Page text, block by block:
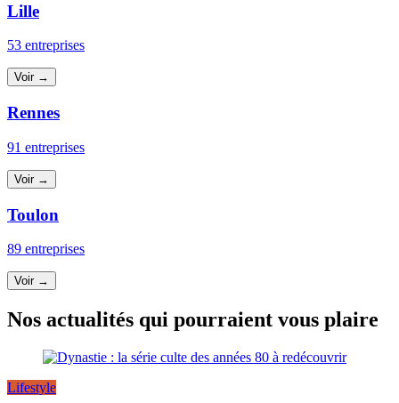
Lille
53 entreprises
Voir →
Rennes
91 entreprises
Voir →
Toulon
89 entreprises
Voir →
Nos actualités qui pourraient vous plaire
Lifestyle